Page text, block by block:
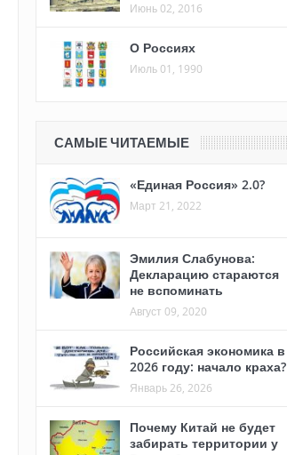
Июнь 02, 2016
О Россиях
Июль 01, 1990
САМЫЕ ЧИТАЕМЫЕ
«Единая Россия» 2.0?
Март 21, 2022
Эмилия Слабунова:
Декларацию стараются
не вспоминать
Август 09, 2020
Российская экономика в
2026 году: начало краха?
Январь 26, 2026
Почему Китай не будет
забирать территории у